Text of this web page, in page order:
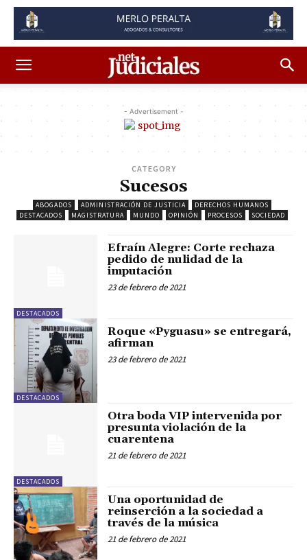
- Advertisement -
CATEGORY
Sucesos
ABOGADOS ADMINISTRACIÓN DE JUSTICIA
DERECHOS HUMANOS
DESTACADOS
MAGISTRATURA MUNDO OPINIÓN PROCESOS SOCIEDAD
DESTACADOS
Efraín Alegre: Corte rechaza
pedido de nulidad de la
imputación
23 de febrero de 2021
DESTACADOS
Roque «Pyguasu» se entregará,
afirman
23 de febrero de 2021
DESTACADOS
Otra boda VIP intervenida por
presunta violación de la
cuarentena
21 de febrero de 2021
Una oportunidad de
reinserción a la sociedad a
través de la música
21 de febrero de 2021